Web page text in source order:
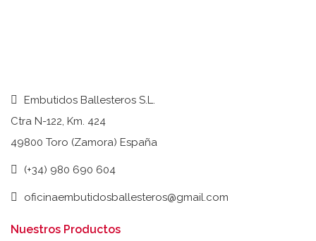
Embutidos Ballesteros S.L.
Ctra N-122, Km. 424
49800 Toro (Zamora) España
(+34) 980 690 604
oficinaembutidosballesteros@gmail.com
Nuestros Productos